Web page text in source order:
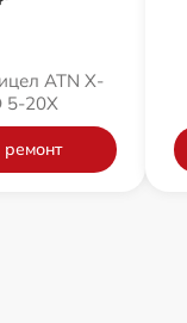
ATN X-
5-20X